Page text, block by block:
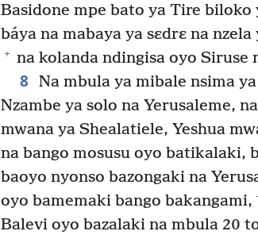
Basidone mpe bato ya Tire biloko
báya na mabaya ya sɛdrɛ na
+ na kolanda ndingisa oyo Siruse
8 Na mbula ya mibale nsima
Nzambe ya solo na Yerusaleme,
mwana ya Shealatiele, Yeshua
na bango mosusu oyo batikalaki,
baoyo nyonso bazongaki na
oyo bamemaki bango bakangami,
Balevi oyo bazalaki na mbula 20